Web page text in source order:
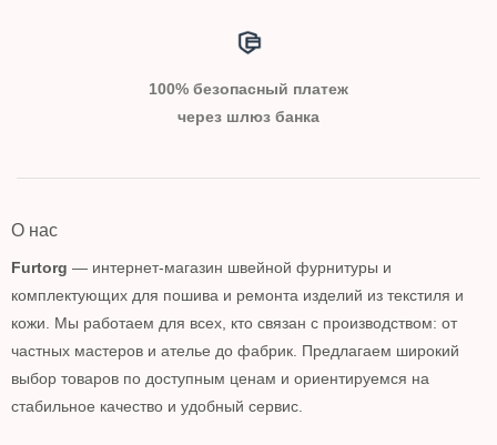
100% безопасный платеж
через шлюз банка
О нас
Furtorg — интернет-магазин швейной фурнитуры и
комплектующих для пошива и ремонта изделий из текстиля и
кожи. Мы работаем для всех, кто связан с производством: от
частных мастеров и ателье до фабрик. Предлагаем широкий
выбор товаров по доступным ценам и ориентируемся на
стабильное качество и удобный сервис.